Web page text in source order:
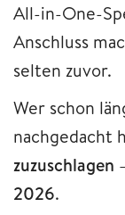
All-in-One-
Anschluss
selten zuvor.
Wer schon
nachgedacht
zuzuschlagen
2026.